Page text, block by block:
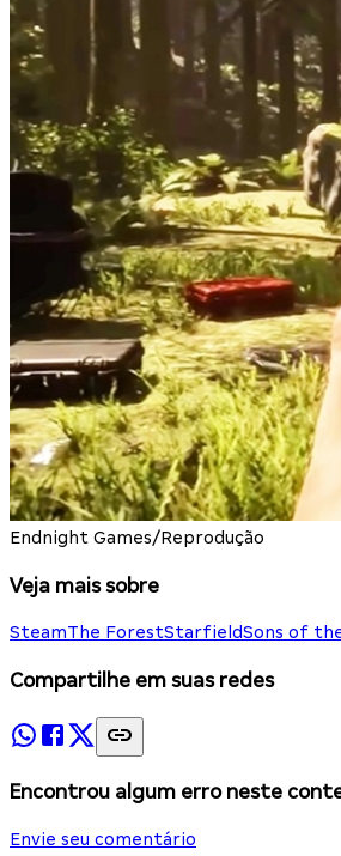
Endnight Games/Reprodução
Veja mais sobre
SteamThe ForestStarfieldSons of
Compartilhe em suas redes
Encontrou algum erro neste
Envie seu comentário